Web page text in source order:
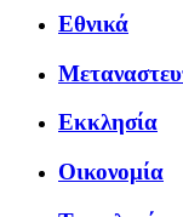
Εθνικά
Εκκλησία
Οικονομία